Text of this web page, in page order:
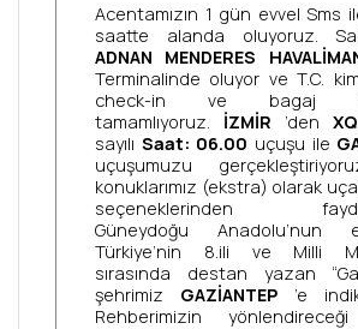
Acentamızın 1 gün evvel Sms
saatte alanda oluyoruz.
ADNAN MENDERES
Terminalinde oluyor ve T.C.
check-in ve bagaj
tamamlıyoruz. İZMİR ’den
sayılı Saat: 06.00 uçuşu ile
uçuşumuzu
konuklarımız (ekstra) olarak
seçeneklerinden
Güneydoğu Anadolu’nun
Türkiye’nin 8.ili ve Milli
sırasında destan yazan
şehrimiz GAZİANTEP ’e
Rehberimizin yönlendireceği